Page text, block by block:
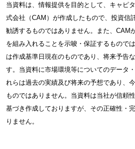
当資料は、情報提供を目的として、キャピ
式会社（CAM）が作成したもので、投資信
勧誘するものではありません。また、CAM
を組み入れることを示唆・保証するもので
は作成基準日現在のものであり、将来予告
す。当資料に市場環境等についてのデータ
れらは過去の実績及び将来の予想であり、
ものではありません。当資料は当社が信頼
基づき作成しておりますが、その正確性・
りません。